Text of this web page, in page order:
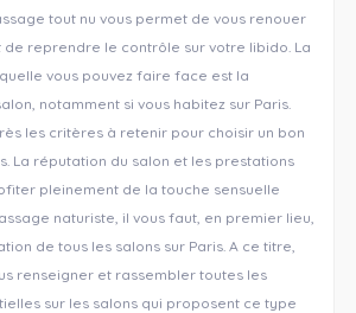
tout nu vous permet de vous renouer
reprendre le contrôle sur votre libido. La
vous pouvez faire face est la
notamment si vous habitez sur Paris.
les critères à retenir pour choisir un bon
La réputation du salon et les prestations
pleinement de la touche sensuelle
naturiste, il vous faut, en premier lieu,
de tous les salons sur Paris. A ce titre,
renseigner et rassembler toutes les
sur les salons qui proposent ce type